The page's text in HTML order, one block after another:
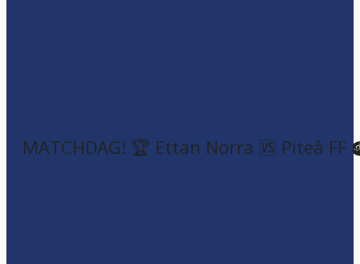
MATCHDAG! 🏆 Ettan Norra 🆚 Piteå FF